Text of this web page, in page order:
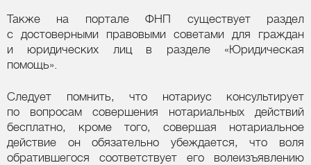
Также на портале ФНП существует раздел
с достоверными правовыми советами для граждан
и юридических лиц в разделе «Юридическая
помощь».
Следует помнить, что нотариус консультирует
по вопросам совершения нотариальных действий
бесплатно, кроме того, совершая нотариальное
действие он обязательно убеждается, что воля
обратившегося соответствует его волеизъявлению